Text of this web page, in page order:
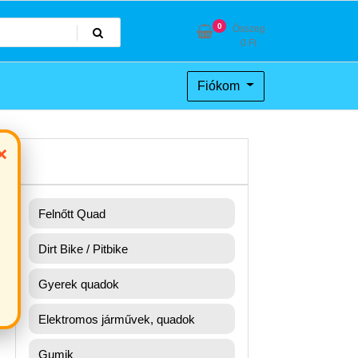
0
Összeg
0 Ft
Fiókom
Felnőtt Quad
Dirt Bike / Pitbike
Gyerek quadok
Elektromos járművek, quadok
Gumik